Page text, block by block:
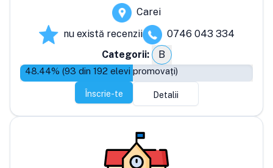
Carei
nu există recenzii
0746 043 334
Categorii:
B
48.44% (93 din 192 elevi promovați)
Înscrie-te Detalii